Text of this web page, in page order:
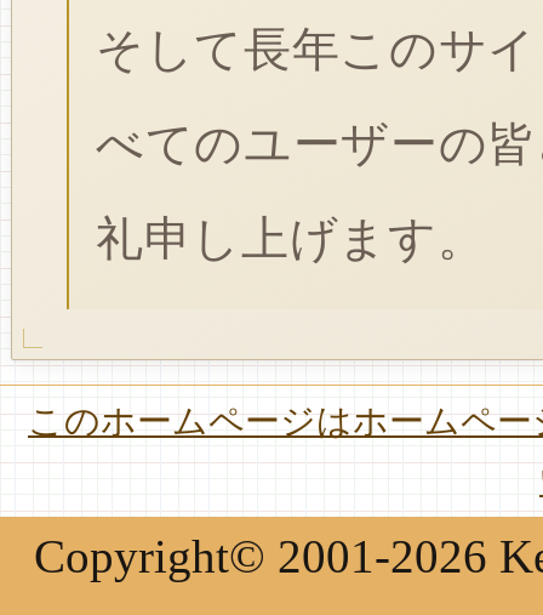
そして長年このサ
べてのユーザーの
礼申し上げます。
このホームページはホームペ
Copyright© 2001-2026